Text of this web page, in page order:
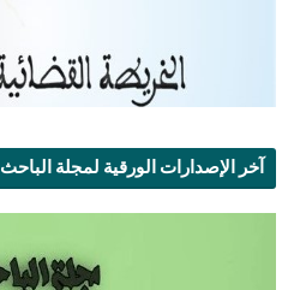
آخر الإصدارات الورقية لمجلة الباحث